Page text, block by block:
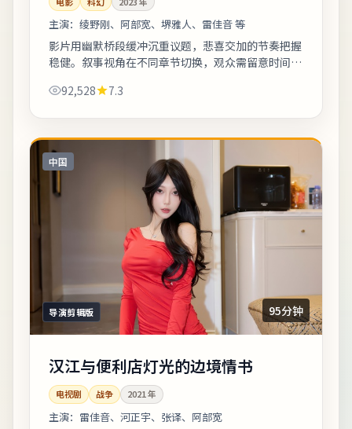
主演： 绫野刚、阿部宽、堺雅人、雷佳音 等
影片用幽默桥段缓冲沉重议题，悲喜交加的节奏把握
稳健。叙事视角在不同章节切换，观众需留意时间标
域符号与文化语境值得关注。《大阪：樱花...
92,528 7.3
中国
导演剪辑版 95分钟
汉江与便利店灯光的边境情书
电视剧 战争 2021年
主演： 雷佳音、河正宇、张译、阿部宽